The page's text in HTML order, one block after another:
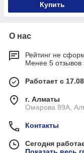
Купить
О нас
Рейтинг не
Менее 5 отзывов
Работает с
г. Алматы
Омарова 89А,
Контакты
Сегодня